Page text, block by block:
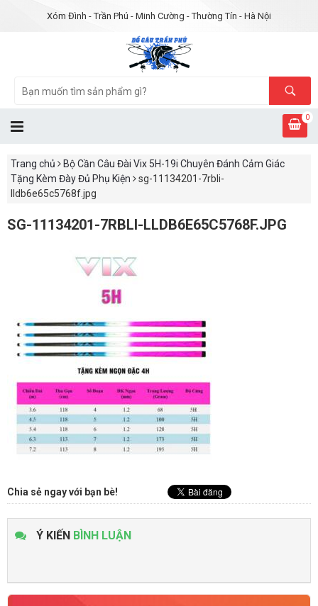
Xóm Đình - Trần Phú - Minh Cường - Thường Tín - Hà Nội
0
Trang chủ
Bộ Cần Câu Đài Vix 5H-19i Chuyên Đánh Cảm Giác
Tặng Kèm Đày Đủ Phụ Kiện
sg-11134201-7rbli-
lldb6e65c5768f.jpg
SG-11134201-7RBLI-LLDB6E65C5768F.JPG
Chia sẻ ngay với bạn bè!
Ý KIẾN BÌNH LUẬN